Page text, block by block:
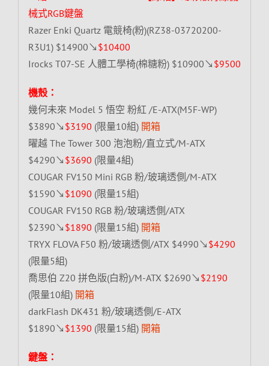
械式RGB鍵盤
Razer Enki Quartz 電競椅(粉)(RZ38-03720200-
R3U1) $14900↘ $10400
Irocks T07-SE 人體工學椅(棉糖粉) $10900↘ $9500
機殼：
幾何未來 Model 5 悟空 粉紅 /E-ATX(M5F-WP)
$3890↘ $3190 (限量10組) 開箱
曜越 The Tower 300 泡泡粉/直立式/M-ATX
$4290↘ $3690 (限量4組)
COUGAR FV150 Mini RGB 粉/玻璃透側/M-ATX
$1590↘ $1090 (限量15組)
COUGAR FV150 RGB 粉/玻璃透側/ATX
$2390↘ $1890 (限量15組) 開箱
TRYX FLOVA F50 粉/玻璃透側/ATX $4990↘ $4290
(限量5組)
喬思伯 Z20 拼色版(白粉)/M-ATX $2690↘ $2190
(限量10組) 開箱
darkFlash DK431 粉/玻璃透側/E-ATX
$1890↘ $1390 (限量15組) 開箱
鍵盤：